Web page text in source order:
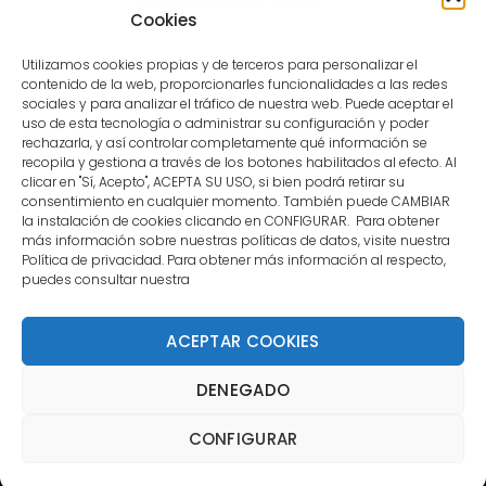
Cookies
Utilizamos cookies propias y de terceros para personalizar el
contenido de la web, proporcionarles funcionalidades a las redes
sociales y para analizar el tráfico de nuestra web. Puede aceptar el
uso de esta tecnología o administrar su configuración y poder
rechazarla, y así controlar completamente qué información se
recopila y gestiona a través de los botones habilitados al efecto. Al
clicar en "Sí, Acepto", ACEPTA SU USO, si bien podrá retirar su
consentimiento en cualquier momento. También puede CAMBIAR
la instalación de cookies clicando en CONFIGURAR. Para obtener
más información sobre nuestras políticas de datos, visite nuestra
Política de privacidad. Para obtener más información al respecto,
puedes consultar nuestra
ACEPTAR COOKIES
DENEGADO
CONFIGURAR
CONTACTO
MENÚ PRINCIPAL
MI CUENTA
DOCUMENTACIÓN
reservados. | La Mejor Tienda de Dardos y Dianas de